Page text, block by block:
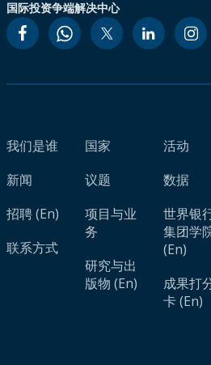
国际投资争端解决中心
我们是谁
新闻
招聘 (En)
联系方式
国家
议题
项目与业
务
研究与出
版物 (En)
活动
数据
世界银
集团学
(En)
成果打
卡 (En)